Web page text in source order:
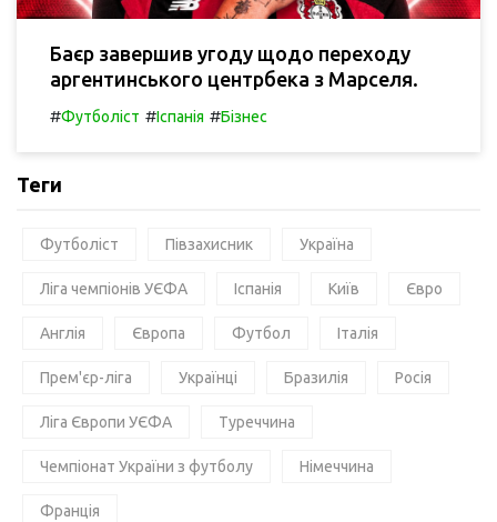
Баєр завершив угоду щодо переходу
аргентинського центрбека з Марселя.
#Футболіст #Іспанія #Бізнес
Теги
Футболіст Півзахисник Україна
Ліга чемпіонів УЄФА Іспанія Київ Євро
Англія Європа Футбол Італія
Прем'єр-ліга Українці Бразилія Росія
Ліга Європи УЄФА Туреччина
Чемпіонат України з футболу Німеччина
Франція